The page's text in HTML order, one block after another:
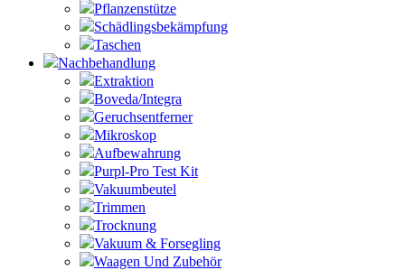
Pflanzenstütze
Schädlingsbekämpfung
Taschen
Nachbehandlung
Extraktion
Boveda/Integra
Geruchsentferner
Mikroskop
Aufbewahrung
Purpl-Pro Test Kit
Vakuumbeutel
Trimmen
Trocknung
Vakuum & Forsegling
Waagen Und Zubehör